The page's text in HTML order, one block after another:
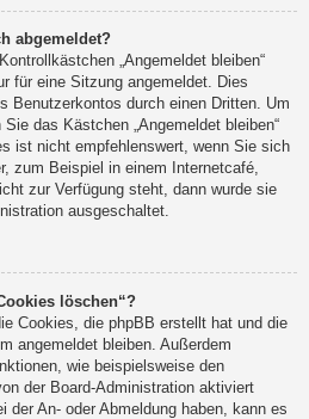
abgemeldet?
„Angemeldet bleiben“
für eine Sitzung angemeldet. Dies
Benutzerkontos durch einen Dritten. Um
das Kästchen „Angemeldet bleiben“
ist nicht empfehlenswert, wenn Sie sich
zum Beispiel in einem Internetcafé,
zur Verfügung steht, dann wurde sie
ausgeschaltet.
löschen“?
Cookies, die phpBB erstellt hat und die
angemeldet bleiben. Außerdem
wie beispielsweise den
der Board-Administration aktiviert
der An- oder Abmeldung haben, kann es